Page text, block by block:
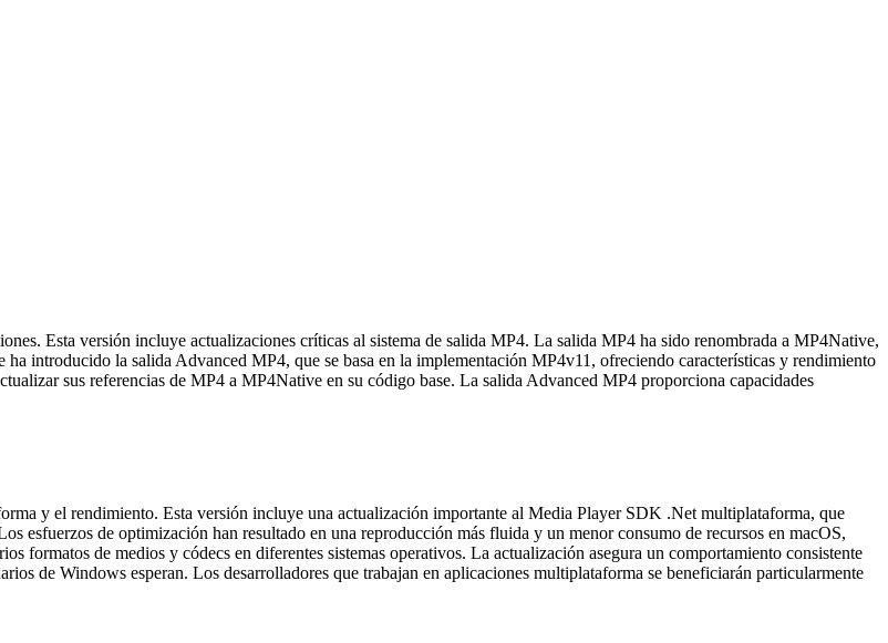
Esta versión incluye actualizaciones críticas al sistema de salida MP4. La salida MP4 ha sido renombrada a MP4Native,
introducido la salida Advanced MP4, que se basa en la implementación MP4v11, ofreciendo características y rendimiento
sus referencias de MP4 a MP4Native en su código base. La salida Advanced MP4 proporciona capacidades
y el rendimiento. Esta versión incluye una actualización importante al Media Player SDK .Net multiplataforma, que
esfuerzos de optimización han resultado en una reproducción más fluida y un menor consumo de recursos en macOS,
de medios y códecs en diferentes sistemas operativos. La actualización asegura un comportamiento consistente
de Windows esperan. Los desarrolladores que trabajan en aplicaciones multiplataforma se beneficiarán particularmente